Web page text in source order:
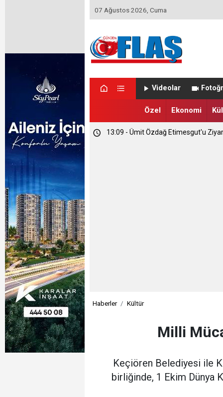
07 Ağustos 2026, Cuma
Videolar
Özel Ekonomi
13:09 - Ümit Özdağ Etimesgut'u
Haberler Kültür
Milli
Keçiören Belediyesi ile
birliğinde, 1 Ekim Dünya